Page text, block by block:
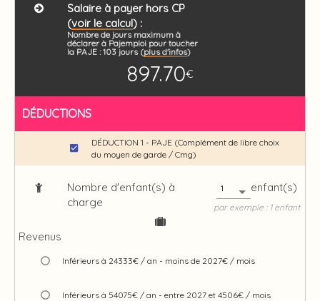
Salaire à payer hors CP
(voir le calcul) :
Nombre de jours maximum à
déclarer à Pajemploi pour toucher
la PAJE : 103jours (plus d'infos)
897.70€
DÉDUCTIONS
DÉDUCTION 1 - PAJE (Complément de libre choix
du moyen de garde / Cmg)
Nombre d'enfant(s) à
charge
1 enfant(s)
par exemple : 1 enfant
Revenus
Inférieurs à 24333€ / an - moins de 2027€ / mois
Inférieurs à 54075€ / an - entre 2027 et 4506€ / mois